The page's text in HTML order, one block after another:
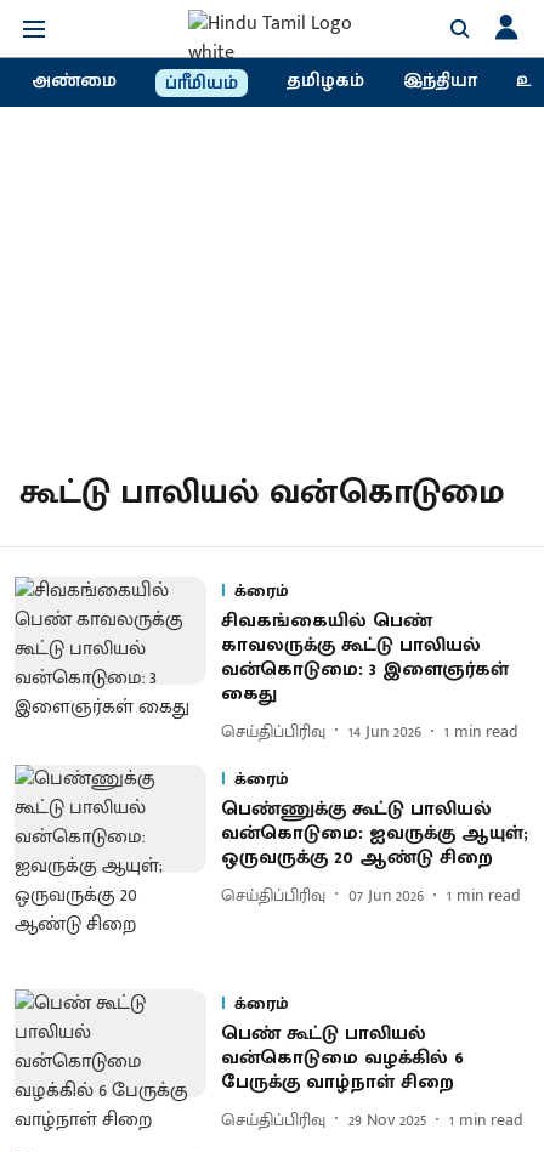
அண்மை ப்ரீமியம் தமிழகம் இந்தியா
கூட்டு பாலியல் வன்கொடுமை
க்ரைம்
சிவகங்கையில் பெண்
காவலருக்கு கூட்டு பாலியல்
வன்கொடுமை: 3 இளைஞர்கள்
கைது
செய்திப்பிரிவு 14 Jun 2026 1 min read
க்ரைம்
பெண்ணுக்கு கூட்டு பாலியல்
வன்கொடுமை: ஐவருக்கு ஆயுள்;
ஒருவருக்கு 20 ஆண்டு சிறை
செய்திப்பிரிவு 07 Jun 2026 1 min read
க்ரைம்
பெண் கூட்டு பாலியல்
வன்கொடுமை வழக்கில் 6
பேருக்கு வாழ்நாள் சிறை
செய்திப்பிரிவு 29 Nov 2025 1 min read